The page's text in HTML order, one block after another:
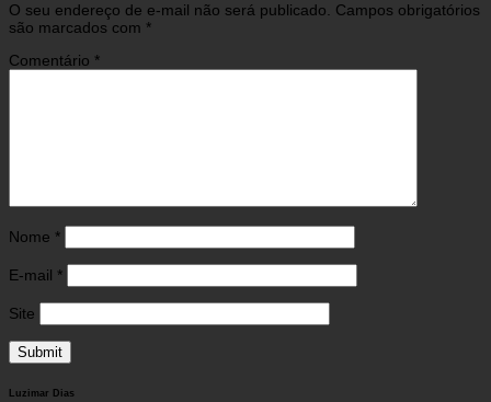
O seu endereço de e-mail não será publicado. Campos obrigatórios
são marcados com *
Comentário *
Nome *
E-mail *
Site
Luzimar Dias